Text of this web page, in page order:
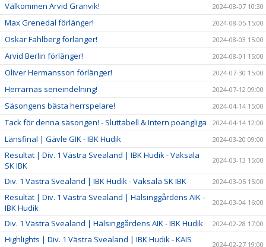
Välkommen Arvid Granvik! 2024-08-07 10:30
Max Grenedal förlänger! 2024-08-05 15:00
Oskar Fahlberg förlänger! 2024-08-03 15:00
Arvid Berlin förlänger! 2024-08-01 15:00
Oliver Hermansson förlänger! 2024-07-30 15:00
Herrarnas serieindelning! 2024-07-12 09:00
Säsongens bästa herrspelare! 2024-04-14 15:00
Tack för denna säsongen! - Sluttabell & Intern poängliga 2024-04-14 12:00
Länsfinal | Gävle GIK - IBK Hudik 2024-03-20 09:00
Resultat | Div. 1 Västra Svealand | IBK Hudik - Vaksala
SK IBK
2024-03-13 15:00
Div. 1 Västra Svealand | IBK Hudik - Vaksala SK IBK 2024-03-05 15:00
Resultat | Div. 1 Västra Svealand | Hälsinggårdens AIK -
IBK Hudik
2024-03-04 16:00
Div. 1 Västra Svealand | Hälsinggårdens AIK - IBK Hudik 2024-02-28 17:00
Highlights | Div. 1 Västra Svealand | IBK Hudik - KAIS
2024-02-27 19:00